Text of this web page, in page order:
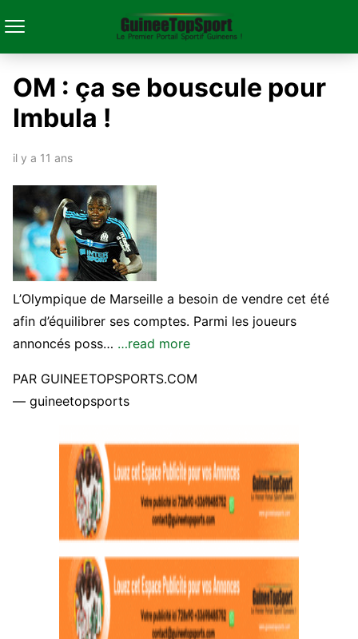
OM : ça se bouscule pour
Imbula !
il y a 11 ans
L’Olympique de Marseille a besoin de vendre cet été
afin d’équilibrer ses comptes. Parmi les joueurs
annoncés poss… …read more
PAR GUINEETOPSPORTS.COM
— guineetopsports